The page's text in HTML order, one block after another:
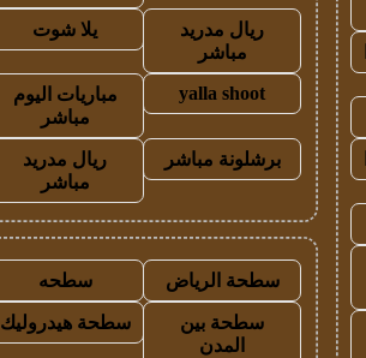
ريال مدريد
مباشر
يلا شوت
yalla shoot
مباريات اليوم
مباشر
برشلونة مباشر
ريال مدريد
مباشر
سطحة الرياض سطحه
سطحة بين
المدن
سطحة هيدروليك